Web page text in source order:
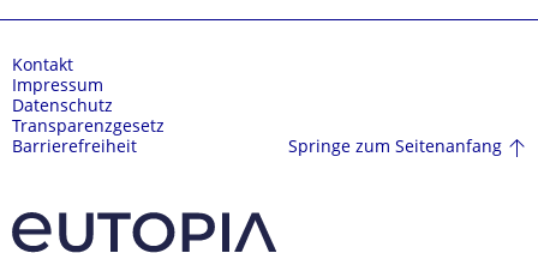
Kontakt
Impressum
Datenschutz
Transparenzgesetz
Barrierefreiheit
Springe zum Seitenanfang